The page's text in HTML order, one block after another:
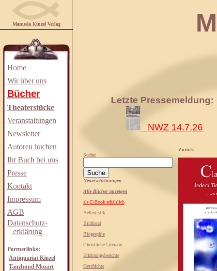
Manuela Kinzel Verlag
Home
Wir über uns
Bücher
Theaterstücke
Veranstaltungen
Newsletter
Autoren buchen
Ihr Buch bei uns
Presse
Kontakt
Impressum
AGB
Datenschutz-
erklärung
Partnerlinks:
Antiquariat Kinzel
Tanzhund Mozart
Letzte Pressemeldung:
NWZ 14.7.26
Suche:
Neuerscheinungen
Alle Bücher anzeigen
als E-Book erhältlich
Belletristik
Bildband
Biographie
Christliche Literatur
Erfahrungsberichte
Geschichte
Zurück